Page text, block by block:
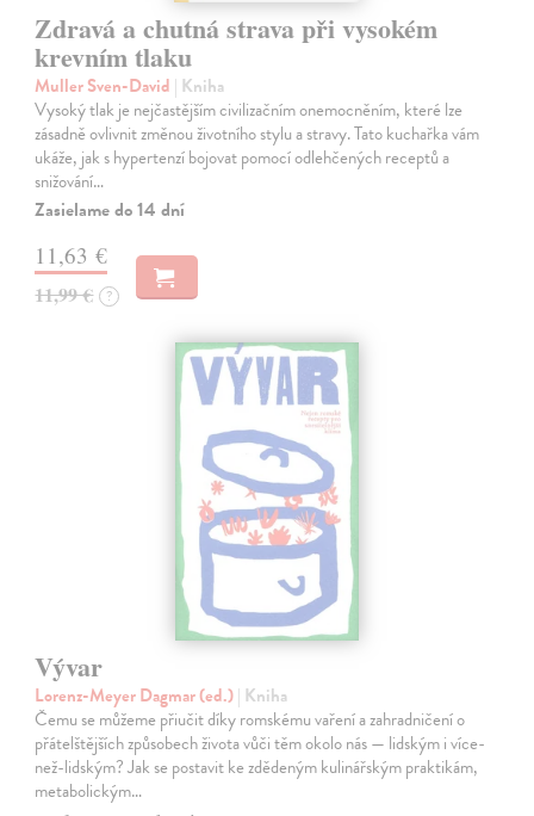
Zdravá a chutná strava při vysokém
krevním tlaku
Muller Sven-David | Kniha
Vysoký tlak je nejčastějším civilizačním onemocněním, které lze
zásadně ovlivnit změnou životního stylu a stravy. Tato kuchařka vám
ukáže, jak s hypertenzí bojovat pomocí odlehčených receptů a
snižování…
Zasielame do 14 dní
11,63 €
11,99 € ?
Vývar
Lorenz-Meyer Dagmar (ed.)| Kniha
Čemu se můžeme přiučit díky romskému vaření a zahradničení o
přátelštějších způsobech života vůči těm okolo nás — lidským i více-
než-lidským? Jak se postavit ke zdědeným kulinářským praktikám,
metabolickým…